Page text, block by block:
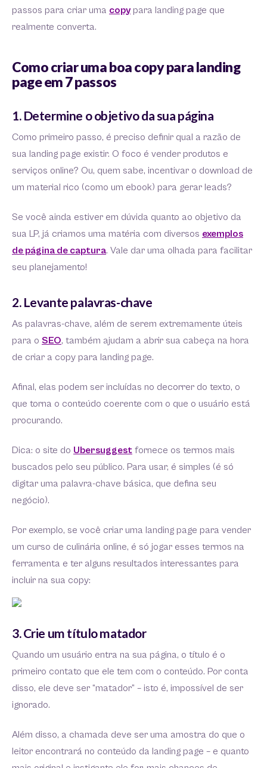
passos para criar uma copypara landing page que
realmente converta.
Como criar uma boa copy para landing
page em 7 passos
1. Determine o objetivo da sua página
Como primeiro passo, é preciso definir qual a razão de
sua landing page existir. O foco é vender produtos e
serviços online? Ou, quem sabe, incentivar o download de
um material rico (como um ebook) para gerar leads?
Se você ainda estiver em dúvida quanto ao objetivo da
sua LP, já criamos uma matéria com diversos exemplos
de página de captura. Vale dar uma olhada para facilitar
seu planejamento!
2. Levante palavras-chave
As palavras-chave, além de serem extremamente úteis
para o SEO, também ajudam a abrir sua cabeça na hora
de criar a copy para landing page.
Afinal, elas podem ser incluídas no decorrer do texto, o
que torna o conteúdo coerente com o que o usuário está
procurando.
Dica: o site do Ubersuggest fornece os termos mais
buscados pelo seu público. Para usar, é simples (é só
digitar uma palavra-chave básica, que defina seu
negócio).
Por exemplo, se você criar uma landing page para vender
um curso de culinária online, é só jogar esses termos na
ferramenta e ter alguns resultados interessantes para
incluir na sua copy:
3. Crie um título matador
Quando um usuário entra na sua página, o título é o
primeiro contato que ele tem com o conteúdo. Por conta
disso, ele deve ser “matador” – isto é, impossível de ser
ignorado.
Além disso, a chamada deve ser uma amostra do que o
leitor encontrará no conteúdo da landing page – e quanto